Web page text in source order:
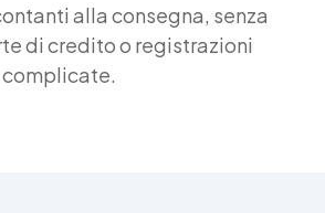
alla consegna, senza
di credito o registrazioni
complicate.